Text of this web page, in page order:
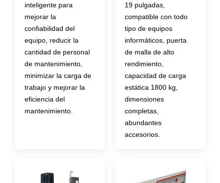
inteligente para
mejorar la
confiabilidad del
equipo, reducir la
cantidad de personal
de mantenimiento,
minimizar la carga de
trabajo y mejorar la
eficiencia del
mantenimiento.
19 pulgadas,
compatible con todo
tipo de equipos
informáticos, puerta
de malla de alto
rendimiento,
capacidad de carga
estática 1800 kg,
dimensiones
completas,
abundantes
accesorios.